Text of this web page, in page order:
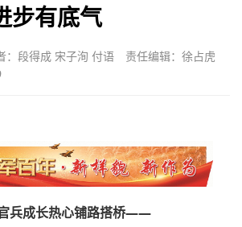
步有底气
：段得成 宋子洵 付语
责任编辑：徐占虎
兵成长热心铺路搭桥——